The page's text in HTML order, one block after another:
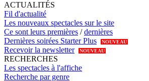
ACTUALITÉS
Fil d'actualité
Les nouveaux spectacles sur le site
Ce sont leurs premières /dernières
Dernières soirées Starter Plus
NOUVEAU
Recevoir la newsletter NOUVEAU
RECHERCHES
Les spectacles à l'affiche
Recherche par genre